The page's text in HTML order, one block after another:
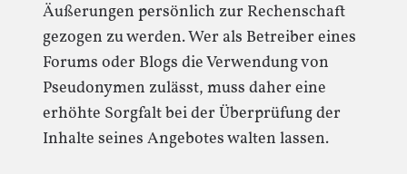
Äußerungen persönlich zur Rechenschaft
gezogen zu werden. Wer als Betreiber eines
Forums oder Blogs die Verwendung von
Pseudonymen zulässt, muss daher eine
erhöhte Sorgfalt bei der Überprüfung der
Inhalte seines Angebotes walten lassen.